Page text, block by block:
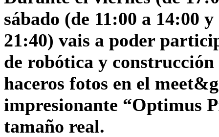
sábado (de 11:00 a 14:00
21:40) vais a poder
de robótica y
haceros fotos en el
impresionante “Optimus
tamaño real.